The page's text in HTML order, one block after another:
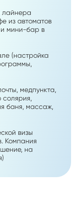
лайнера
из автоматов
и мини-бар в
(настройка
медпункта,
солярия,
баня, массаж,
визы
Компания
на